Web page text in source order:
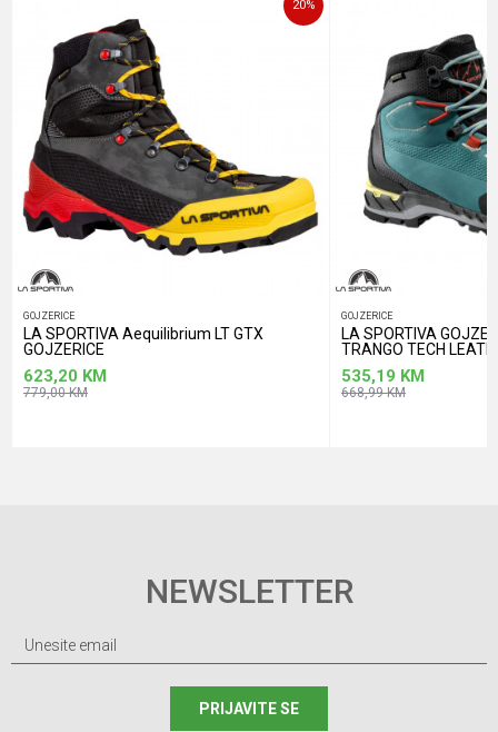
20%
GOJZERICE
LA SPORTIVA Aequilibrium LT GTX
GOJZERICE
623,20 KM
779,00KM
GOJZERICE
LA SPORTIVA
TRANGO TECH
535,19 KM
668,99KM
NEWSLETTER
PRIJAVITE SE